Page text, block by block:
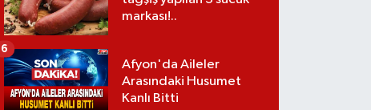
markası!..
Afyon'da Aileler
Arasındaki Husumet
Kanlı Bitti
6